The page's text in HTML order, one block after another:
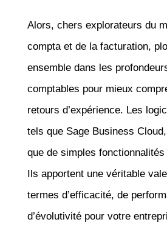
Alors, chers explorateurs du
compta et de la facturation,
ensemble dans les
comptables pour mieux
retours d’expérience. Les
tels que Sage Business
que de simples
Ils apportent une véritable
termes d’efficacité, de
d’évolutivité pour votre